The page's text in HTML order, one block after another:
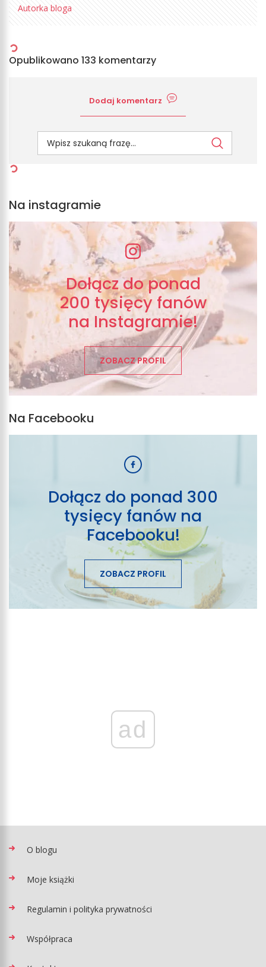
Autorka bloga
Opublikowano 133 komentarzy
Dodaj komentarz
Na instagramie
Dołącz do ponad
200 tysięcy fanów
na Instagramie!
ZOBACZ PROFIL
Na Facebooku
Dołącz do ponad 300
tysięcy fanów na
Facebooku!
ZOBACZ PROFIL
ad
O blogu
Moje książki
Regulamin i polityka prywatności
Współpraca